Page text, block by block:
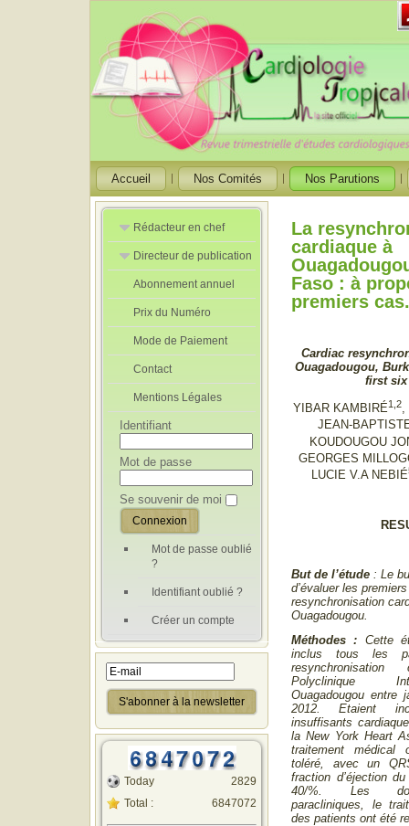
Accueil Nos Comités Nos Parutions
Rédacteur en chef
Rédacteurs en
Chef Adjoint
Directeur de publication
Directeur de
publication
adjoint
Abonnement annuel
Prix du Numéro
Mode de Paiement
Contact
Mentions Légales
Identifiant
Mot de passe
Se souvenir de moi
Mot de passe oublié
?
Identifiant oublié ?
Créer un compte
Today
Total :
2829
6847072
La
cardiaque à
Faso : à
premiers cas.
Cardiac
Ouagadougou,
first six
YIBAR KAMBIRÉ1,2,
JEAN-
KOUDOUGOU
GEORGES
LUCIE V.A NEBIÉ
But de l’étude : Le
d’évaluer les
resynchronisation
Ouagadougou.
Méthodes : Cette
inclus tous les
Polyclinique
Ouagadougou entre
2012. Etaient
insuffisants
la New York Heart
traitement médical
toléré, avec un
fraction d’éjection
40/%. Les
paracliniques, le
des patients ont été